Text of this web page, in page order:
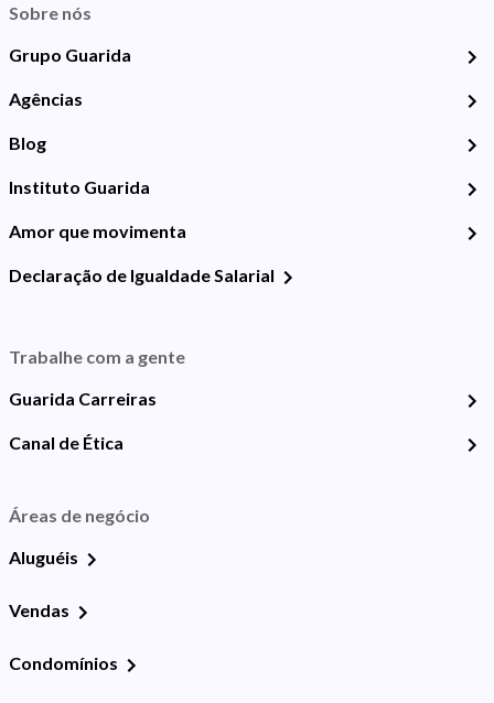
Sobre nós
Grupo Guarida
Agências
Blog
Instituto Guarida
Amor que movimenta
Declaração de Igualdade Salarial
Trabalhe com a gente
Guarida Carreiras
Canal de Ética
Áreas de negócio
Aluguéis
Vendas
Condomínios